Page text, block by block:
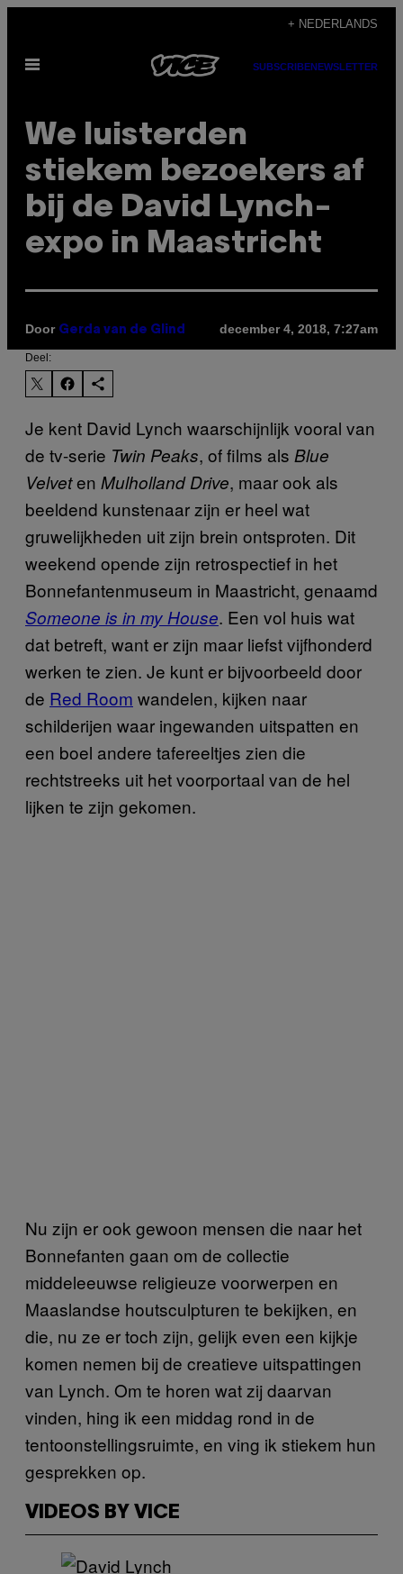
de
+ NEDERLANDS
Open
SUBSCRIBENEWSLETTER
We luisterden
stiekem bezoekers af
bij de David Lynch-
expo in Maastricht
Door Gerda van de Glind december 4, 2018, 7:27am
Deel:
Je kent David Lynch waarschijnlijk vooral van
de tv-serie Twin Peaks, of films als Blue
Velveten Mulholland Drive, maar ook als
beeldend kunstenaar zijn er heel wat
gruwelijkheden uit zijn brein ontsproten. Dit
weekend opende zijn retrospectief in het
Bonnefantenmuseum in Maastricht, genaamd
Someone is in my House. Een vol huis wat
dat betreft, want er zijn maar liefst vijfhonderd
werken te zien. Je kunt er bijvoorbeeld door
de Red Room wandelen, kijken naar
schilderijen waar ingewanden uitspatten en
een boel andere tafereeltjes zien die
rechtstreeks uit het voorportaal van de hel
lijken te zijn gekomen.
Nu zijn er ook gewoon mensen die naar het
Bonnefanten gaan om de collectie
middeleeuwse religieuze voorwerpen en
Maaslandse houtsculpturen te bekijken, en
die, nu ze er toch zijn, gelijk even een kijkje
komen nemen bij de creatieve uitspattingen
van Lynch. Om te horen wat zij daarvan
vinden, hing ik een middag rond in de
tentoonstellingsruimte, en ving ik stiekem hun
gesprekken op.
VIDEOS BY VICE